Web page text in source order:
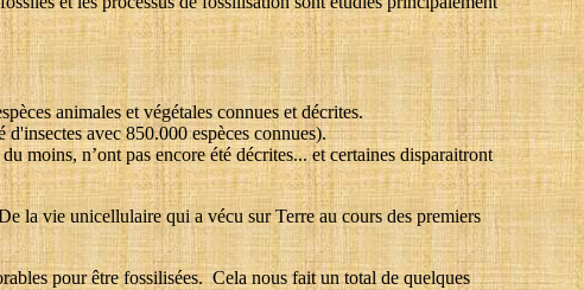
animales et végétales connues et décrites.
avec 850.000 espèces connues).
moins, n’ont pas encore été décrites... et certaines disparaitront
la vie unicellulaire qui a vécu sur Terre au cours des premiers
pour être fossilisées. Cela nous fait un total de quelques